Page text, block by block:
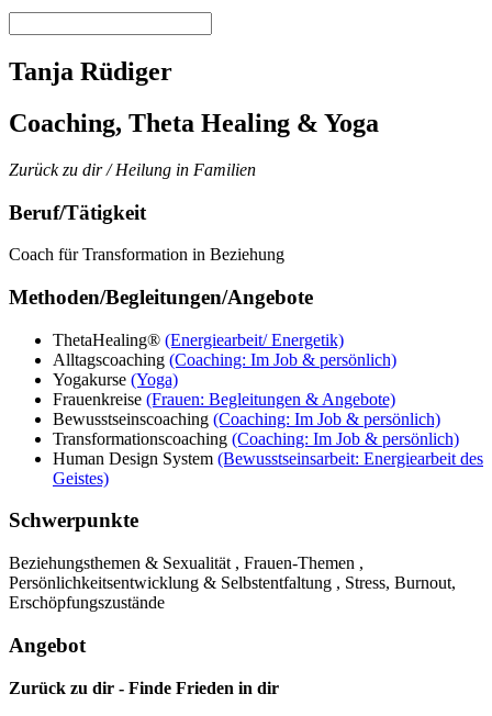
Tanja Rüdiger
Coaching, Theta Healing & Yoga
Zurück zu dir / Heilung in Familien
Beruf/Tätigkeit
Coach für Transformation in Beziehung
Methoden/Begleitungen/Angebote
ThetaHealing® (Energiearbeit/ Energetik)
Alltagscoaching (Coaching: Im Job & persönlich)
Yogakurse (Yoga)
Frauenkreise (Frauen: Begleitungen & Angebote)
Bewusstseinscoaching (Coaching: Im Job & persönlich)
Transformationscoaching (Coaching: Im Job & persönlich)
Human Design System (Bewusstseinsarbeit: Energiearbeit des
Geistes)
Schwerpunkte
Beziehungsthemen & Sexualität , Frauen-Themen ,
Persönlichkeitsentwicklung & Selbstentfaltung , Stress, Burnout,
Erschöpfungszustände
Angebot
Zurück zu dir - Finde Frieden in dir